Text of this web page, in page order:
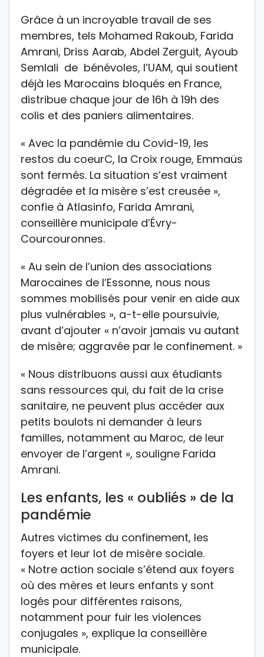
Grâce à un incroyable travail de ses
membres, tels Mohamed Rakoub, Farida
Amrani, Driss Aarab, Abdel Zerguit, Ayoub
Semlali de bénévoles, l’UAM, qui soutient
déjà les Marocains bloqués en France,
distribue chaque jour de 16h à 19h des
colis et des paniers alimentaires.
« Avec la pandémie du Covid-19, les
restos du coeurC, la Croix rouge, Emmaüs
sont fermés. La situation s’est vraiment
dégradée et la misère s’est creusée »,
confie à Atlasinfo, Farida Amrani,
conseillère municipale d’Évry-
Courcouronnes.
« Au sein de l’union des associations
Marocaines de l’Essonne, nous nous
sommes mobilisés pour venir en aide aux
plus vulnérables », a-t-elle poursuivie,
avant d’ajouter « n’avoir jamais vu autant
de misère; aggravée par le confinement. »
« Nous distribuons aussi aux étudiants
sans ressources qui, du fait de la crise
sanitaire, ne peuvent plus accéder aux
petits boulots ni demander à leurs
familles, notamment au Maroc, de leur
envoyer de l’argent », souligne Farida
Amrani.
Les enfants, les « oubliés » de la
pandémie
Autres victimes du confinement, les
foyers et leur lot de misère sociale.
« Notre action sociale s’étend aux foyers
où des mères et leurs enfants y sont
logés pour différentes raisons,
notamment pour fuir les violences
conjugales », explique la conseillère
municipale.